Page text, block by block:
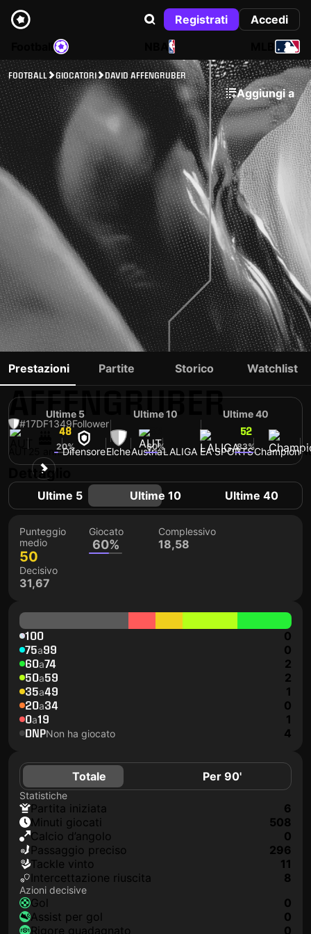
Registrati
Accedi
NBA
FOOTBALL GIOCATORI DAVID AFFENGRUBER
Aggiungi a
DAVID
AFFENGRUBER
#17DF1349Follower
25 anniDifensoreElcheAustriaLALIGA EA SPORTSChampion
Prestazioni Partite Storico Watchlist
Ultime 5
48
20%
Ultime 10
56
60%
Ultime 40
52
83%
Dettaglio
Ultime 5 Ultime 10 Ultime 40
Punteggio
medio
50
Giocato
60%
Complessivo
18,58
Decisivo
31,67
100 0
75a99 0
60a74 2
50a59 2
35a49 1
20a34 0
0a19 1
DNPNon ha giocato 4
Totale Per 90'
Statistiche
Partita iniziata
6
Minuti giocati
508
Calcio d’angolo
0
Passaggio preciso
296
Tackle vinto
11
Intercettazione riuscita
8
Azioni decisive
Gol
0
Assist per gol
0
Rigore guadagnato
0